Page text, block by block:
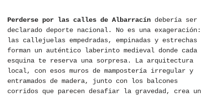
Perderse por las calles de Albarracín debería ser
declarado deporte nacional. No es una exageración:
las callejuelas empedradas, empinadas y estrechas
forman un auténtico laberinto medieval donde cada
esquina te reserva una sorpresa. La arquitectura
local, con esos muros de mampostería irregular y
entramados de madera, junto con los balcones
corridos que parecen desafiar la gravedad, crea un